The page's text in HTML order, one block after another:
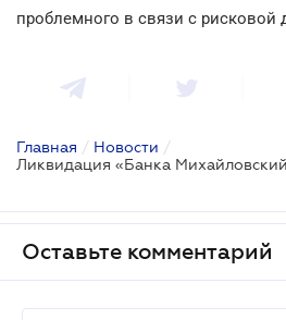
проблемного в связи с рисковой
Главная / Новости /
Ликвидация «Банка
Оставьте комментарий